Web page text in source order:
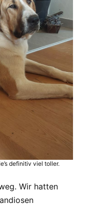
definitiv viel toller.
Wir hatten